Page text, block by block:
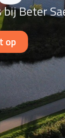
bij Beter
op